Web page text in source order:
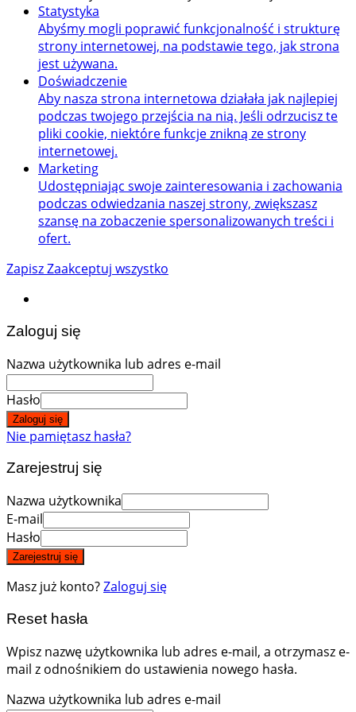
Statystyka
Abyśmy mogli poprawić funkcjonalność i strukturę
strony internetowej, na podstawie tego, jak strona
jest używana.
Doświadczenie
Aby nasza strona internetowa działała jak najlepiej
podczas twojego przejścia na nią. Jeśli odrzucisz te
pliki cookie, niektóre funkcje znikną ze strony
internetowej.
Marketing
Udostępniając swoje zainteresowania i zachowania
podczas odwiedzania naszej strony, zwiększasz
szansę na zobaczenie spersonalizowanych treści i
ofert.
ZapiszZaakceptuj wszystko
Zaloguj się
Nazwa użytkownika lub adres e-mail
Hasło
Zaloguj się
Nie pamiętasz hasła?
Zarejestruj się
Nazwa użytkownika
E-mail
Hasło
Zarejestruj się
Masz już konto?Zaloguj się
Reset hasła
Wpisz nazwę użytkownika lub adres e-mail, a otrzymasz e-
mail z odnośnikiem do ustawienia nowego hasła.
Nazwa użytkownika lub adres e-mail